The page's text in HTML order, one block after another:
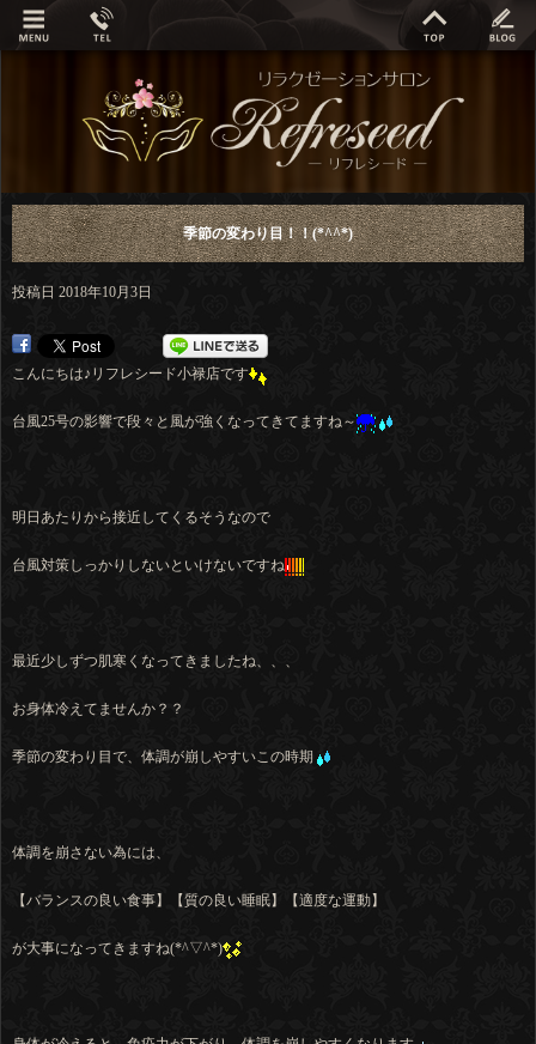
季節の変わり目！！(*^^*)
投稿日 2018年10月3日
こんにちは♪リフレシード小禄店です
台風25号の影響で段々と風が強くなってきてますね～
明日あたりから接近してくるそうなので
台風対策しっかりしないといけないですね
最近少しずつ肌寒くなってきましたね、、、
お身体冷えてませんか？？
季節の変わり目で、体調が崩しやすいこの時期
体調を崩さない為には、
【バランスの良い食事】【質の良い睡眠】【適度な運動】
が大事になってきますね(*^▽^*)